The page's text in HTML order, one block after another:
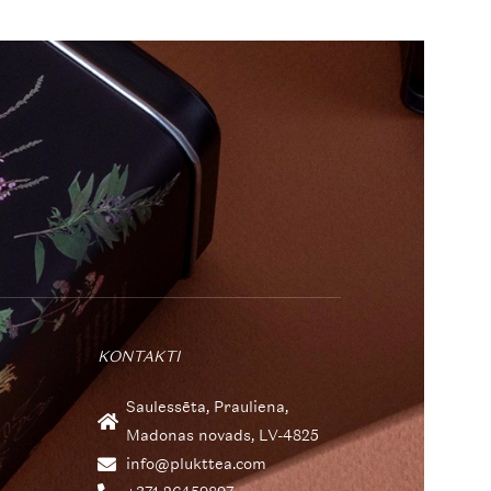
KONTAKTI
Saulessēta, Prauliena,
Madonas novads, LV-4825
info@plukttea.com